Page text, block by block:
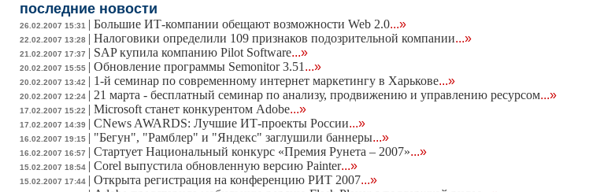
последние новости
26.02.2007 15:31 | Большие ИТ-компании обещают возможности Web 2.0...»
22.02.2007 13:28 | Налоговики определили 109 признаков подозрительной компании...»
21.02.2007 17:37 | SAP купила компанию Pilot Software...»
20.02.2007 15:55 | Обновление программы Semonitor 3.51 ...»
20.02.2007 13:42 | 1-й семинар по современному интернет маркетингу в Харькове...»
20.02.2007 12:24 | 21 марта - бесплатный семинар по анализу, продвижению и управлению ресурсом...»
17.02.2007 15:22 | Microsoft станет конкурентом Adobe...»
17.02.2007 14:39 | CNews AWARDS: Лучшие ИТ-проекты России...»
16.02.2007 19:15 | "Бегун", "Рамблер" и "Яндекс" заглушили баннеры...»
16.02.2007 16:57 | Стартует Национальный конкурс «Премия Рунета – 2007»...»
15.02.2007 18:54 | Corel выпустила обновленную версию Painter...»
15.02.2007 17:44 | Открыта регистрация на конференцию РИТ 2007...»